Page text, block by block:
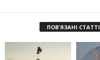
ПОВ'ЯЗАНІ СТАТТІ